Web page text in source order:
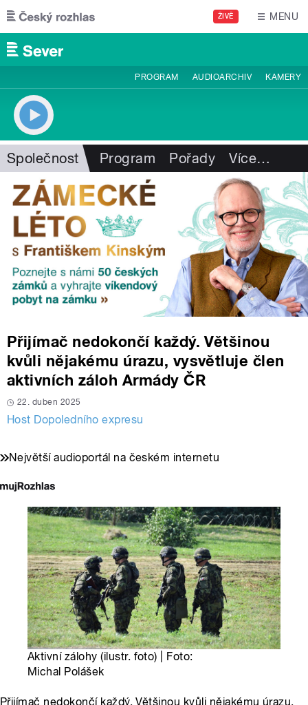
Přejít k hlavnímu obsahu
ŽIVĚ MENU
PROGRAM AUDIOARCHIV KAMERY
Společnost Program Pořady Více…
Přijímač nedokončí každý. Většinou
kvůli nějakému úrazu, vysvětluje člen
aktivních záloh Armády ČR
22. duben 2025
Host Dopoledního expresu
Největší audioportál na českém internetu
Aktivní zálohy (ilustr. foto) | Foto:
Michal Polášek
Přijímač nedokončí každý. Většinou kvůli nějakému úrazu,